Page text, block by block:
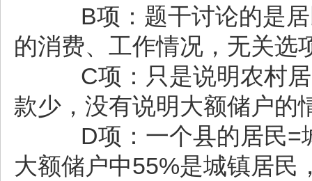
B项：题干讨论的是居
的消费、工作情况，无关选
C项：只是说明农村居
款少，没有说明大额储户的
D项：一个县的居民=
大额储户中55%是城镇居民